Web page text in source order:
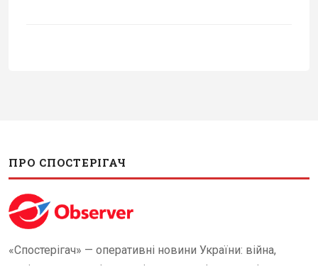
ПРО СПОСТЕРІГАЧ
«Спостерігач» — оперативні новини України: війна,